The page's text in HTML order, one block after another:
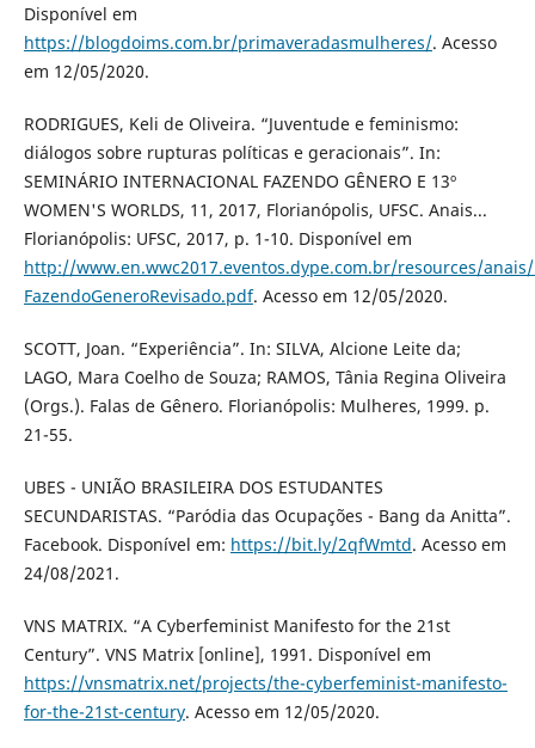
Disponível em
https://blogdoims.com.br/primaveradasmulheres/. Acesso
em 12/05/2020.
RODRIGUES, Keli de Oliveira. “Juventude e feminismo:
diálogos sobre rupturas políticas e geracionais”. In:
SEMINÁRIO INTERNACIONAL FAZENDO GÊNERO E 13º
WOMEN'S WORLDS, 11, 2017, Florianópolis, UFSC. Anais...
Florianópolis: UFSC, 2017, p. 1-10. Disponível em
http://www.en.wwc2017.eventos.dype.com.br/resources/anais/
FazendoGeneroRevisado.pdf. Acesso em 12/05/2020.
SCOTT, Joan. “Experiência”. In: SILVA, Alcione Leite da;
LAGO, Mara Coelho de Souza; RAMOS, Tânia Regina Oliveira
(Orgs.). Falas de Gênero. Florianópolis: Mulheres, 1999. p.
21-55.
UBES - UNIÃO BRASILEIRA DOS ESTUDANTES
SECUNDARISTAS. “Paródia das Ocupações - Bang da Anitta”.
Facebook. Disponível em: https://bit.ly/2qfWmtd. Acesso em
24/08/2021.
VNS MATRIX. “A Cyberfeminist Manifesto for the 21st
Century”. VNS Matrix [online], 1991. Disponível em
https://vnsmatrix.net/projects/the-cyberfeminist-manifesto-
for-the-21st-century. Acesso em 12/05/2020.